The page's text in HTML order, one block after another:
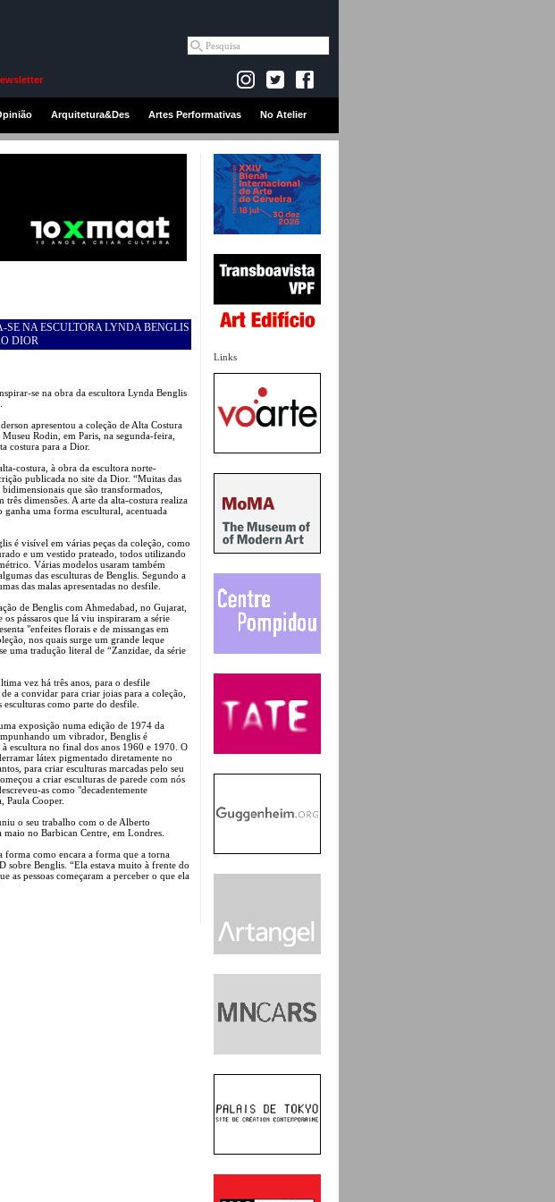
Arquitetura&Des Artes Performativas No Atelier
Links
NA ESCULTORA LYNDA BENGLIS
DIOR
se na obra da escultora Lynda Benglis
apresentou a coleção de Alta Costura
Rodin, em Paris, na segunda-feira,
costura para a Dior.
costura, à obra da escultora norte-
publicada no site da Dior. “Muitas das
que são transformados,
três dimensões. A arte da alta-costura realiza
ganha uma forma escultural, acentuada
é visível em várias peças da coleção, como
e um vestido prateado, todos utilizando
Várias modelos usaram também
das esculturas de Benglis. Segundo a
das malas apresentadas no desfile.
de Benglis com Ahmedabad, no Gujarat,
pássaros que lá viu inspiraram a série
"enfeites florais e de missangas em
nos quais surge um grande leque
uma tradução literal de “Zanzidae, da série
vez há três anos, para o desfile
a convidar para criar joias para a coleção,
esculturas como parte do desfile.
exposição numa edição de 1974 da
um vibrador, Benglis é
escultura no final dos anos 1960 e 1970. O
látex pigmentado diretamente no
para criar esculturas marcadas pelo seu
a criar esculturas de parede com nós
as como "decadentemente
Paula Cooper.
o seu trabalho com o de Alberto
maio no Barbican Centre, em Londres.
forma como encara a forma que a torna
sobre Benglis. “Ela estava muito à frente do
as pessoas começaram a perceber o que ela